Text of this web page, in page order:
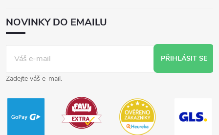
NOVINKY DO EMAILU
PŘIHLÁSIT SE
Zadejte váš e-mail.